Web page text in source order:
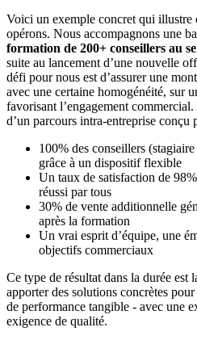
Voici un exemple concret qui illustre
opérons. Nous accompagnons une
formation de 200+ conseillers au
suite au lancement d’une nouvelle
défi pour nous est d’assurer une
avec une certaine homogénéité, sur
favorisant l’engagement
d’un parcours intra-entreprise
100% des conseillers
grâce à un dispositif flexible
Un taux de satisfaction de
réussi par tous
30% de vente additionnelle
après la formation
Un vrai esprit d’équipe, une
objectifs commerciaux
Ce type de résultat dans la durée est
apporter des solutions concrètes
de performance tangible - avec une
exigence de qualité.